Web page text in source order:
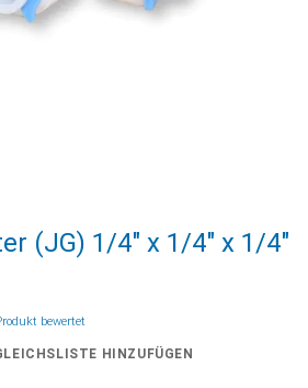
(JG) 1/4" x 1/4" x 1/4"
bewertet
HINZUFÜGEN